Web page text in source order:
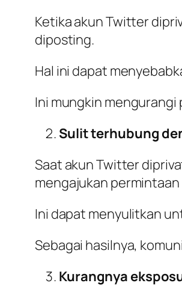
Ketika akun Twitter
diposting.
Hal ini dapat
Ini mungkin
Sulit terhubung
Saat akun Twitter
mengajukan
Ini dapat menyulitkan
Sebagai hasilnya,
Kurangnya